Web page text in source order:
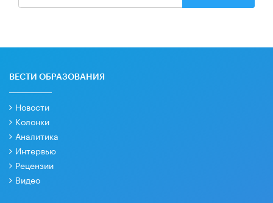
ВЕСТИ ОБРАЗОВАНИЯ
Новости
Колонки
Аналитика
Интервью
Рецензии
Видео